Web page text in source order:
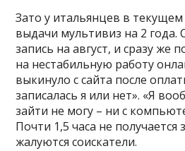
Зато у итальянцев в текущем
выдачи мультивиз на 2 года.
запись на август, и сразу же
на нестабильную работу
выкинуло с сайта после
записалась я или нет». «Я
зайти не могу – ни с
Почти 1,5 часа не получается
жалуются соискатели.